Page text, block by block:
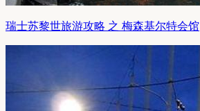
瑞士苏黎世旅游攻略 之 梅森基尔特会馆